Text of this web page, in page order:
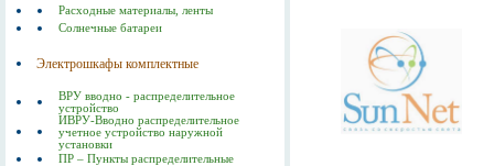
Расходные материалы, ленты
Солнечные батареи
Электрошкафы комплектные
ВРУ вводно - распределительное
устройство
ИВРУ-Вводно распределительное
учетное устройство наружной
установки
ПР – Пункты распределительные